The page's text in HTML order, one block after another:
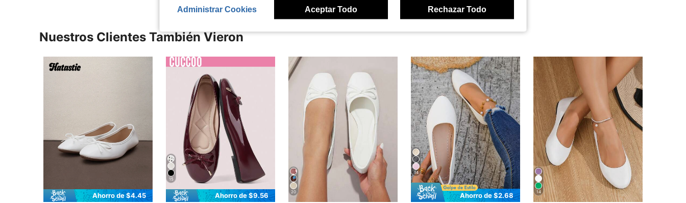
Nuestros Clientes También Vieron
Ahorro de $4.45
15
Ahorro de $9.56 20
14
Ahorro de $2.68 14
Administrar Cookies Aceptar Todo Rechazar Todo